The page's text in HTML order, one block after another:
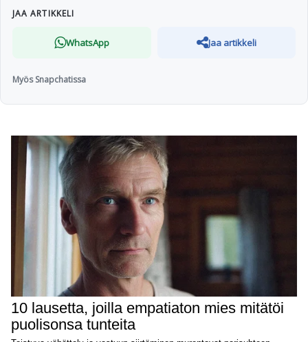
JAA ARTIKKELI
WhatsApp Jaa artikkeli
Myös Snapchatissa